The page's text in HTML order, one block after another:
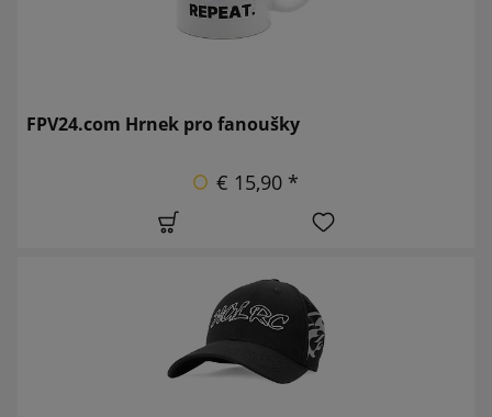
FPV24.com Hrnek pro fanoušky
€ 15,90 *